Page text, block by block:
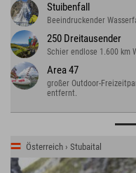
Stuibenfall
Beeindruckender
250 Dreitausender
Schier endlose 1.600 km
Area 47
großer Outdoor-
entfernt.
Österreich › Stubaital